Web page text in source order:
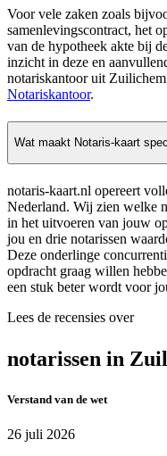
Voor vele zaken zoals
samenlevingscontract, het
van de hypotheek akte bij
inzicht in deze en
notariskantoor uit
Notariskantoor.
Wat maakt Notaris-kaart
notaris-kaart.nl opereert
Nederland. Wij zien welke
in het uitvoeren van jouw
jou en drie notarissen
Deze onderlinge
opdracht graag willen
een stuk beter wordt voor
Lees de recensies over
notarissen in
Verstand van de wet
26 juli 2026